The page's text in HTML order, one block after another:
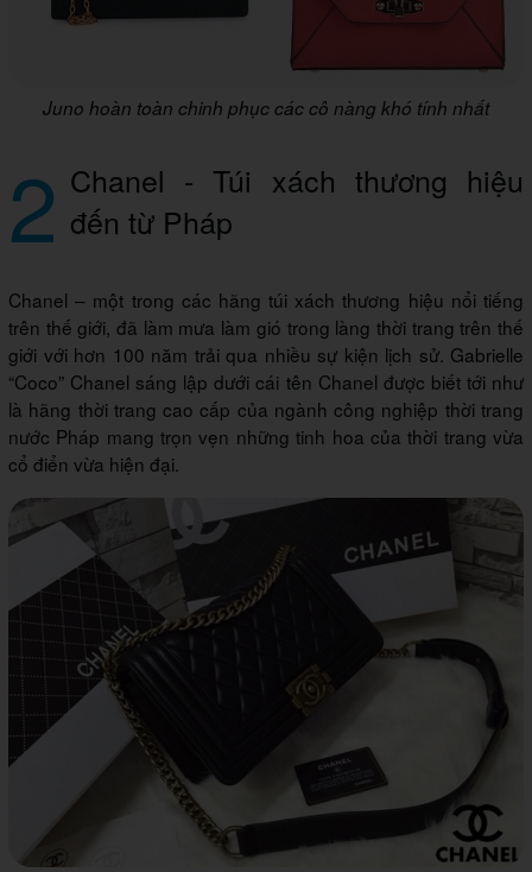
Juno hoàn toàn chinh phục các cô nàng khó tính nhất
2 Chanel - Túi xách thương hiệu
đến từ Pháp
Chanel – một trong các hãng túi xách thương hiệu nổi tiếng
trên thế giới, đã làm mưa làm gió trong làng thời trang trên thế
giới với hơn 100 năm trải qua nhiều sự kiện lịch sử. Gabrielle
“Coco” Chanel sáng lập dưới cái tên Chanel được biết tới như
là hãng thời trang cao cấp của ngành công nghiệp thời trang
nước Pháp mang trọn vẹn những tinh hoa của thời trang vừa
cổ điển vừa hiện đại.